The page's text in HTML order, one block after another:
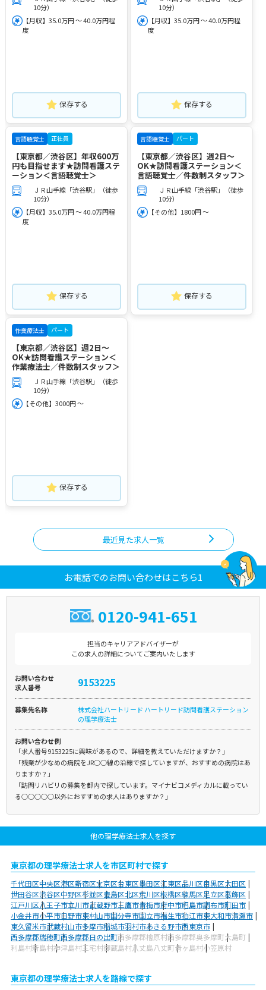
10分）
【月収】35.0万円 ～ 40.0万円程
度
保存する
10分）
【月収】35.0万円 ～ 40.0万円程
度
保存する
言語聴覚士 正社員
【東京都／渋谷区】年収600万
円も目指せます★訪問看護ステ
ーション＜言語聴覚士＞
ＪＲ山手線「渋谷駅」（徒歩
10分）
【月収】35.0万円 ～ 40.0万円程
度
保存する
言語聴覚士 パート
【東京都／渋谷区】週2日～
OK★訪問看護ステーション＜
言語聴覚士／件数制スタッフ＞
ＪＲ山手線「渋谷駅」（徒歩
10分）
【その他】1800円 ～
保存する
作業療法士 パート
【東京都／渋谷区】週2日～
OK★訪問看護ステーション＜
作業療法士／件数制スタッフ＞
ＪＲ山手線「渋谷駅」（徒歩
10分）
【その他】3000円 ～
保存する
最近見た求人一覧
お電話でのお問い合わせはこちら1
0120-941-651
担当のキャリアアドバイザーが
この求人の詳細についてご案内いたします
お問い合わせ
求人番号
9153225
募集先名称
株式会社ハートリード ハートリード訪問看護ステーション
の理学療法士
お問い合わせ例
「求人番号9153225に興味があるので、詳細を教えていただけますか？」
「残業が少なめの病院をJR○○線の沿線で探していますが、おすすめの病院はあ
りますか？」
「訪問リハビリの募集を都内で探しています。マイナビコメディカルに載ってい
る○○○○○以外におすすめの求人はありますか？」
他の理学療法士求人を探す
東京都の理学療法士求人を市区町村で探す
千代田区中央区港区新宿区文京区台東区墨田区江東区品川区目黒区大田区
世田谷区渋谷区中野区杉並区豊島区北区荒川区板橋区練馬区足立区葛飾区
江戸川区八王子市立川市武蔵野市三鷹市青梅市府中市昭島市調布市町田市
小金井市小平市日野市東村山市国分寺市国立市福生市狛江市東大和市清瀬市
東久留米市武蔵村山市多摩市稲城市羽村市あきる野市西東京市
西多摩郡瑞穂町西多摩郡日の出町西多摩郡檜原村西多摩郡奥多摩町大島町
利島村新島村神津島村三宅村御蔵島村八丈島八丈町青ヶ島村小笠原村
東京都の理学療法士求人を路線で探す